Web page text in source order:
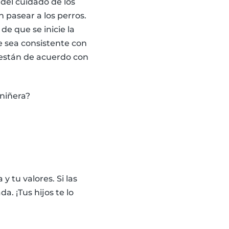
pasear a los perros.
que se inicie la
sea consistente con
de acuerdo con
tu valores. Si las
¡Tus hijos te lo